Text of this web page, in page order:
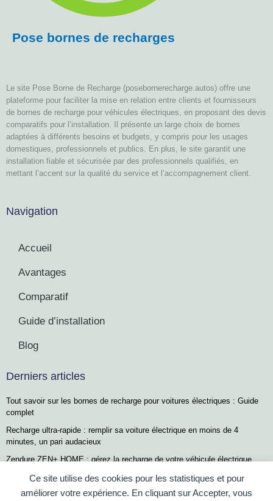
Ce site utilise des cookies pour les statistiques et pour
améliorer votre expérience. En cliquant sur Accepter, vous
Pose bornes de recharges
Le site Pose Borne de Recharge (posebornerecharge.autos) offre une
plateforme pour faciliter la mise en relation entre clients et fournisseurs
de bornes de recharge pour véhicules électriques, en proposant des devis
comparatifs pour l’installation. Il présente un large choix de bornes
adaptées à différents besoins et budgets, y compris pour les usages
domestiques, professionnels et publics. En plus, le site garantit une
installation fiable et sécurisée par des professionnels qualifiés, en
mettant l’accent sur la qualité du service et l’accompagnement client.
Navigation
Accueil
Avantages
Comparatif
Guide d’installation
Blog
Derniers articles
Tout savoir sur les bornes de recharge pour voitures électriques : Guide
complet
Recharge ultra-rapide : remplir sa voiture électrique en moins de 4
minutes, un pari audacieux
Zendure ZEN+ HOME : gérez la recharge de votre véhicule électrique
Renault 5, Scénic et Twingo E-Tech : les stars incontestées des ventes